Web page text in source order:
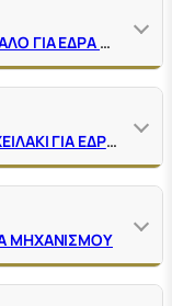
ΛΑΣΤΙΧΟ ΤΥΠΟΥ LAMAPLAST ΜΕΓΑΛΟ ΓΙΑ ΕΔΡΑ ΜΗΧΑΝΙΣΜΟΥ
ΛΑΣΤΙΧΟ ΤΥΠΟΥ LAMAPLAST ΜΕ ΧΕΙΛΑΚΙ ΓΙΑ ΕΔΡΑ ΜΗΧΑΝΙΣΜΟΥ
ΜΗΧΑΝΙΣΜΟΥ